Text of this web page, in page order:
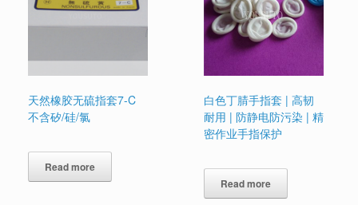
天然橡胶无硫指套7-C
不含矽/硅/氯
Read more
白色丁腈手指套 | 高韧
耐用 | 防静电防污染 | 精
密作业手指保护
Read more